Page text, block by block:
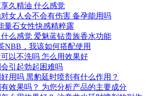
久精油 什么感觉
女人会不会有伤害 备孕能用吗
量石女性快感精粹露
么感觉 爱魅蓝钻贵族香水功能
NBB，我该如何搭配使用
以不洗吗 怎么用效果好
引起勃起困难吗
用吗 黑豹延时喷剂有什么作用？
效果吗？ 为您分析产品的主要成分